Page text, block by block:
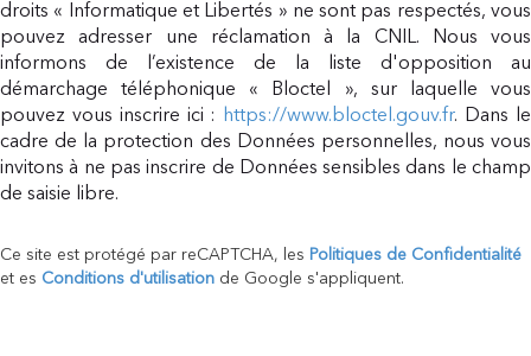
droits « Informatique et Libertés » ne sont pas respectés, vous
pouvez adresser une réclamation à la CNIL. Nous vous
informons de l’existence de la liste d'opposition au
démarchage téléphonique « Bloctel », sur laquelle vous
pouvez vous inscrire ici : https://www.bloctel.gouv.fr. Dans le
cadre de la protection des Données personnelles, nous vous
invitons à ne pas inscrire de Données sensibles dans le champ
de saisie libre.
Ce site est protégé par reCAPTCHA, les Politiques de Confidentialité
et es Conditions d'utilisation de Google s'appliquent.